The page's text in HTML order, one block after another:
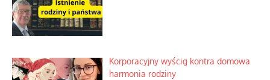
Korporacyjny wyścig kontra domowa
harmonia rodziny